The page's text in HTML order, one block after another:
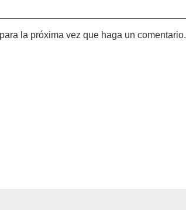
la próxima vez que haga un comentario.